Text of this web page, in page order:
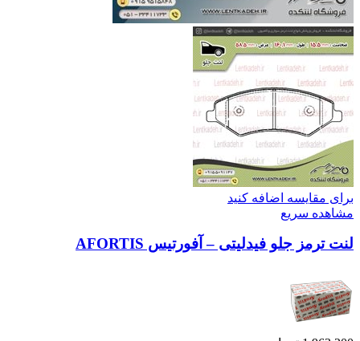
برای مقایسه اضافه کنید
مشاهده سریع
لنت ترمز جلو فیدلیتی – آفورتیس AFORTIS